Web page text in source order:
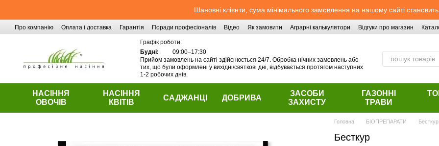
Шановні клієнти, сума мінімального замовлення на нашому сайті
Про компанію Оплата і доставка Гарантія Поради професіоналів Відео Як замовити Аграрні калькулятори Відгуки про магазин
Графік роботи:
Будні:
09:00–17:30
Прийом замовлень на сайті здійснюється 24/7. Обробка нічних замовлень або
тих, що були оформлені у вихідні/святкові дні, відбувається протягом наступних
1-2 робочих днів.
НАСІННЯ
ОВОЧІВ
НАСІННЯ
КВІТІВ
САДЖАНЦІ ДОБРИВА
ЗАСОБИ
ЗАХИСТУ
ГАЗОННІ
ТРАВИ
Головна БІОПРЕПАРАТИ Бесткур
Бесткур